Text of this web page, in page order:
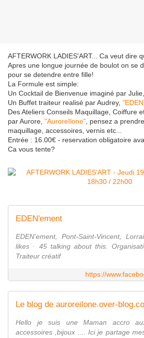
AFTERWORK LADIES'ART... Ca veut dire
Apres une longue journée de boulot on se
pour se detendre entre fille!
La Formule est simple:
Un Cocktail de Bienvenue imaginé par Julie,
Un Buffet traiteur realisé par Audrey,
Des Ateliers Conseils Maquillage, Coiffure
par Aurore, "AuroreIlone" , pensez a
maquillage, accessoires, vernis etc...
Entrée : 16.00€ - reservation obligatoire
Ca vous tente?
EDEN'ement
EDEN'ement, Pont-Saint-Vincent,
likes · 45 talking about this.
Traiteur créatif
https://
Le blog de auroreilone.over-
Hello je suis une Maman accro
accessoires ,bijoux .... Ici je partage